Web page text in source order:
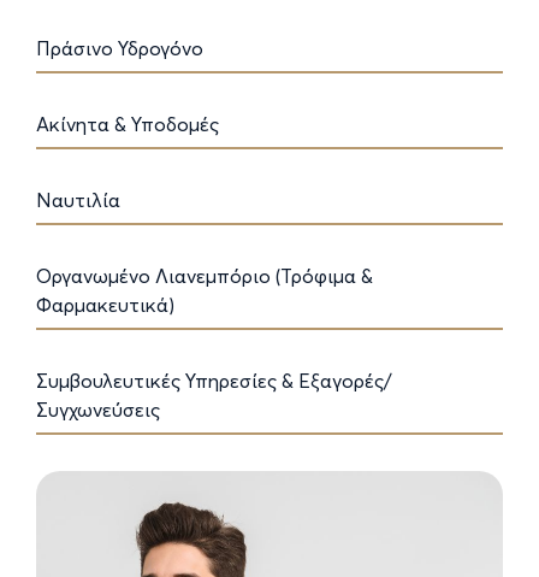
Πράσινο Υδρογόνο
Ακίνητα & Υποδομές
Ναυτιλία
Οργανωμένο Λιανεμπόριο (Τρόφιμα &
Φαρμακευτικά)
Συμβουλευτικές Υπηρεσίες & Εξαγορές/
Συγχωνεύσεις